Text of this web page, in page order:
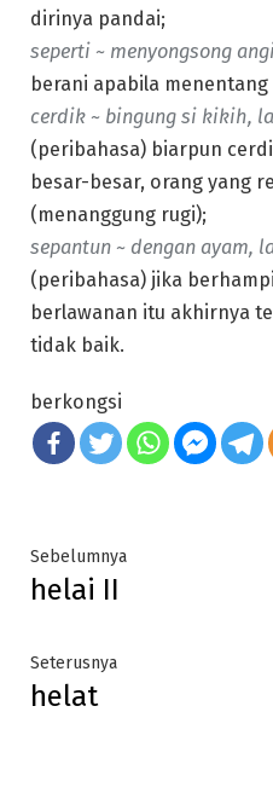
dirinya pandai;
seperti ~ menyongsong
berani apabila menentang
cerdik ~ bingung si kikih,
(peribahasa) biarpun
besar-besar, orang yang
(menanggung rugi);
sepantun ~ dengan ayam,
(peribahasa) jika
berlawanan itu akhirnya
tidak baik.
berkongsi
Post
navigation
SebelumnyaPrevious
helai II
SeterusnyaNext
helat